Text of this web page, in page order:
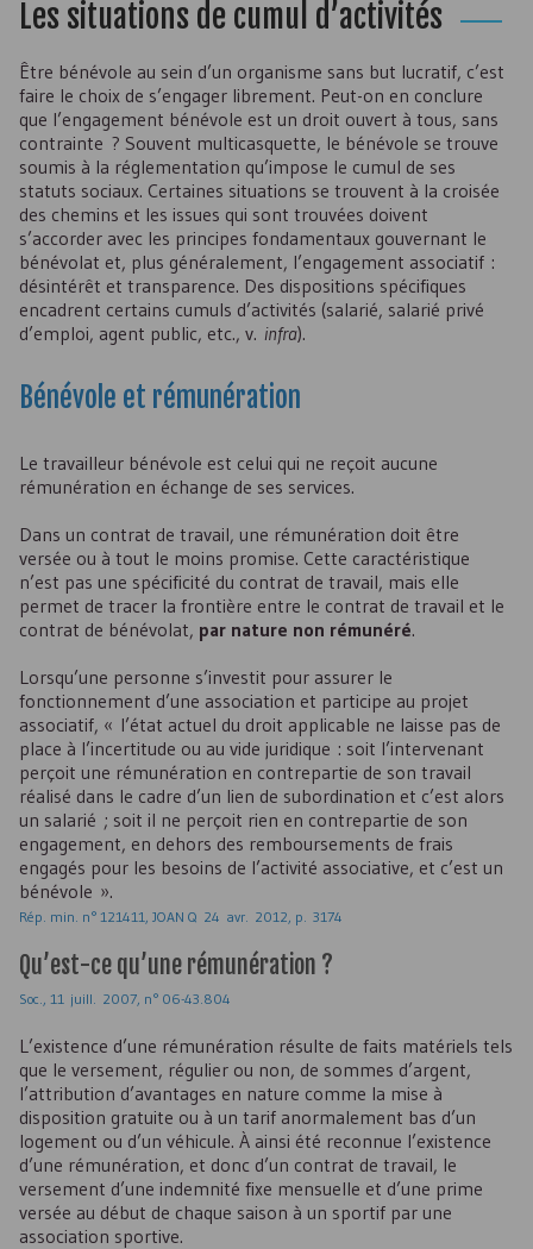
Les situations de cumul d’activités
Être bénévole au sein d’un organisme sans but lucratif, c’est
faire le choix de s’engager librement. Peut-on en conclure
que l’engagement bénévole est un droit ouvert à tous, sans
contrainte ? Souvent multicasquette, le bénévole se trouve
soumis à la réglementation qu’impose le cumul de ses
statuts sociaux. Certaines situations se trouvent à la croisée
des chemins et les issues qui sont trouvées doivent
s’accorder avec les principes fondamentaux gouvernant le
bénévolat et, plus généralement, l’engagement associatif :
désintérêt et transparence. Des dispositions spécifiques
encadrent certains cumuls d’activités (salarié, salarié privé
d’emploi, agent public, etc., v. infra).
Bénévole et rémunération
Le travailleur bénévole est celui qui ne reçoit aucune
rémunération en échange de ses services.
Dans un contrat de travail, une rémunération doit être
versée ou à tout le moins promise. Cette caractéristique
n’est pas une spécificité du contrat de travail, mais elle
permet de tracer la frontière entre le contrat de travail et le
contrat de bénévolat, par nature non rémunéré.
Lorsqu’une personne s’investit pour assurer le
fonctionnement d’une association et participe au projet
associatif, « l’état actuel du droit applicable ne laisse pas de
place à l’incertitude ou au vide juridique : soit l’intervenant
perçoit une rémunération en contrepartie de son travail
réalisé dans le cadre d’un lien de subordination et c’est alors
un salarié ; soit il ne perçoit rien en contrepartie de son
engagement, en dehors des remboursements de frais
engagés pour les besoins de l’activité associative, et c’est un
bénévole ».
Rép. min. n° 121411, JOAN Q 24 avr. 2012, p. 3174
Qu’est-ce qu’une rémunération ?
Soc., 11 juill. 2007, n° 06-43.804
L’existence d’une rémunération résulte de faits matériels tels
que le versement, régulier ou non, de sommes d’argent,
l’attribution d’avantages en nature comme la mise à
disposition gratuite ou à un tarif anormalement bas d’un
logement ou d’un véhicule. À ainsi été reconnue l’existence
d’une rémunération, et donc d’un contrat de travail, le
versement d’une indemnité fixe mensuelle et d’une prime
versée au début de chaque saison à un sportif par une
association sportive.